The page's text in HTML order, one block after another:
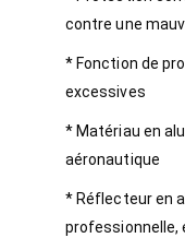
contre une
* Fonction de
excessives
* Matériau en
aéronautique
* Réflecteur en
professionnelle,